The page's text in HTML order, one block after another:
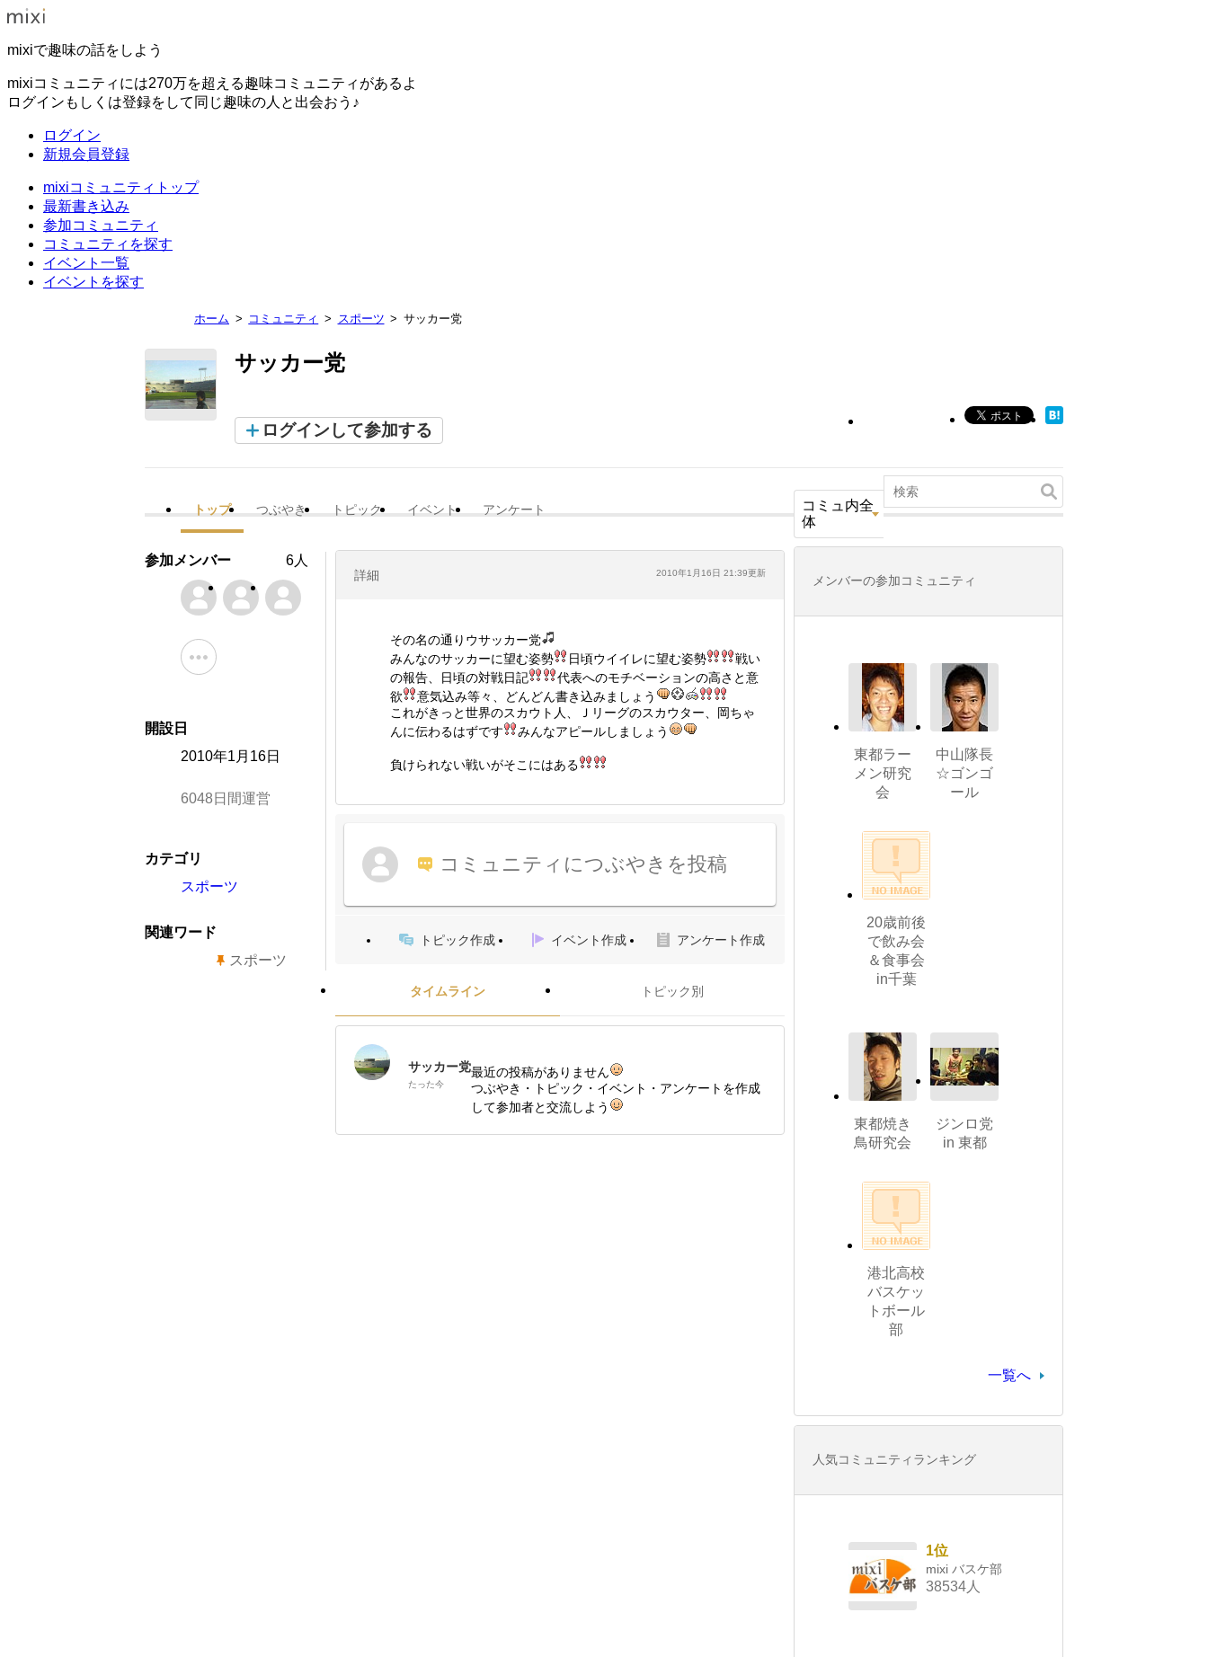
mixiで趣味の話をしよう
mixiコミュニティには270万を超える趣味コミュニティがあるよ
ログインもしくは登録をして同じ趣味の人と出会おう♪
ログイン
新規会員登録
mixiコミュニティトップ
最新書き込み
参加コミュニティ
コミュニティを探す
イベント一覧
イベントを探す
ホーム コミュニティ スポーツ サッカー党
サッカー党
ログインして参加する
トップ つぶやき トピック イベント アンケート
コミュ内全
体
詳細 2010年1月16日 21:39更新
その名の通りウサッカー党
みんなのサッカーに望む姿勢
日頃ウイイレに望む姿勢
戦い
の報告、日頃の対戦日記
代表へのモチベーションの高さと意
欲
意気込み等々、どんどん書き込みましょう
これがきっと世界のスカウト人、Ｊリーグのスカウター、岡ちゃ
んに伝わるはずです
みんなアピールしましょう
負けられない戦いがそこにはある
コミュニティにつぶやきを投稿
トピック作成 イベント作成 アンケート作成
タイムライン トピック別
サッカー党
たった今
最近の投稿がありません
つぶやき・トピック・イベント・アンケートを作成
して参加者と交流しよう
参加メンバー 6人
開設日
2010年1月16日
6048日間運営
カテゴリ
スポーツ
関連ワード
スポーツ
メンバーの参加コミュニティ
東都ラー
メン研究
会
中山隊長
☆ゴンゴ
ール
20歳前後
で飲み会
＆食事会
in千葉
東都焼き
鳥研究会
ジンロ党
in 東都
港北高校
バスケッ
トボール
部
一覧へ
人気コミュニティランキング
1位
mixi バスケ部
38534人